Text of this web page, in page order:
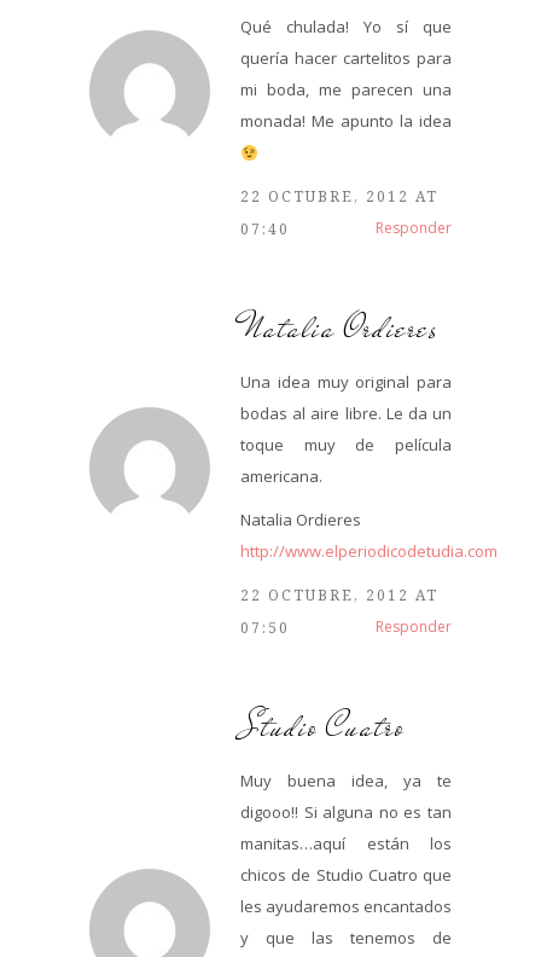
Qué chulada! Yo sí que
quería hacer cartelitos para
mi boda, me parecen una
monada! Me apunto la idea
22 OCTUBRE, 2012 AT
07:40
Responder
Natalia Ordieres
Una idea muy original para
bodas al aire libre. Le da un
toque muy de película
americana.
Natalia Ordieres
http://www.elperiodicodetudia.com
22 OCTUBRE, 2012 AT
07:50
Responder
Studio Cuatro
Muy buena idea, ya te
digooo!! Si alguna no es tan
manitas…aquí están los
chicos de Studio Cuatro que
les ayudaremos encantados
y que las tenemos de